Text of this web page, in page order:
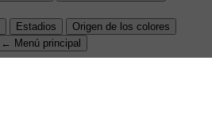
Estadios
Origen de los colores
← Menú principal